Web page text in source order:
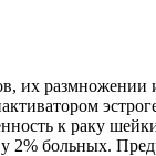
их
к раку
2% больных.